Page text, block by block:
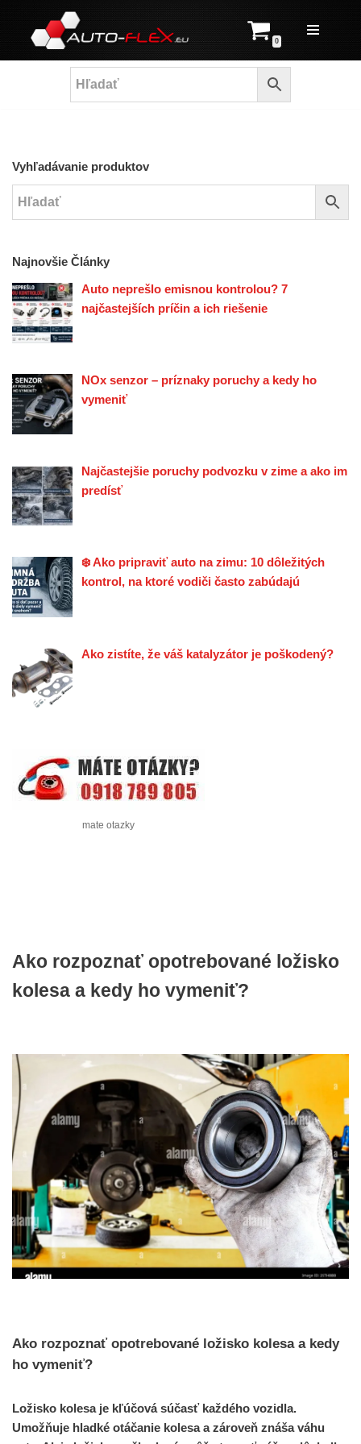
Prejsť
na
0
Vyhľadávanie produktov
Najnovšie Články
Auto neprešlo emisnou kontrolou? 7
najčastejších príčin a ich riešenie
NOx senzor – príznaky poruchy a kedy ho
vymeniť
Najčastejšie poruchy podvozku v zime a ako im
predísť
❄️ Ako pripraviť auto na zimu: 10 dôležitých
kontrol, na ktoré vodiči často zabúdajú
Ako zistíte, že váš katalyzátor je poškodený?
mate otazky
Ako rozpoznať opotrebované ložisko
kolesa a kedy ho vymeniť?
Ako rozpoznať opotrebované ložisko kolesa a kedy
ho vymeniť?
Ložisko kolesa je kľúčová súčasť každého vozidla.
Umožňuje hladké otáčanie kolesa a zároveň znáša váhu